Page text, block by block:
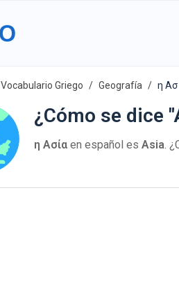
Vocabulario Griego Geografía η
¿Cómo se dice
η Ασία en español es Asia.